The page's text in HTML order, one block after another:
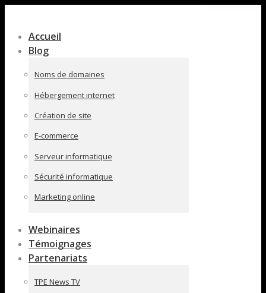
pleine
largeur
Accueil
Blog
Noms de domaines
Hébergement internet
Création de site
E-commerce
Serveur informatique
Sécurité informatique
Marketing online
Webinaires
Témoignages
Partenariats
TPE News TV